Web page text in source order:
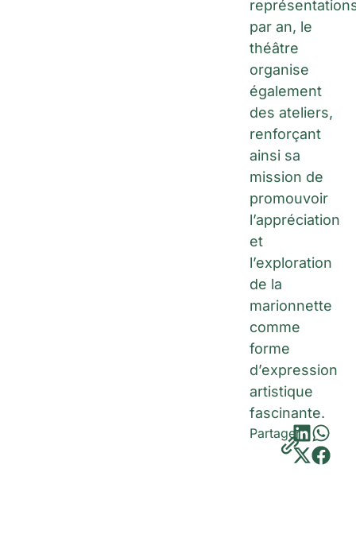
par an, le
théâtre
organise
également
des ateliers,
renforçant
ainsi sa
mission de
promouvoir
l’appréciation
et
l’exploration
de la
marionnette
comme
forme
d’expression
artistique
fascinante.
Partager